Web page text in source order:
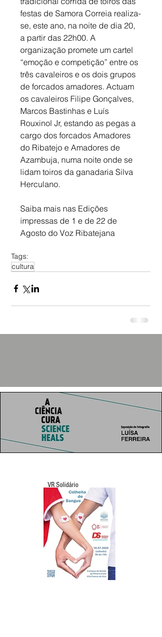
festas de Samora Correia realiza-
se, este ano, na noite de dia 20,
a partir das 22h00. A
organização promete um cartel
“emoção e competição” entre os
três cavaleiros e os dois grupos
de forcados amadores. Actuam
os cavaleiros Filipe Gonçalves,
Marcos Bastinhas e Luís
Rouxinol Jr, estando as pegas a
cargo dos forcados Amadores
do Ribatejo e Amadores de
Azambuja, numa noite onde se
lidam toiros da ganadaria Silva
Herculano.
Saiba mais nas Edições
impressas de 1 e de 22 de
Agosto do Voz Ribatejana
Tags:
cultura
VR Solidário